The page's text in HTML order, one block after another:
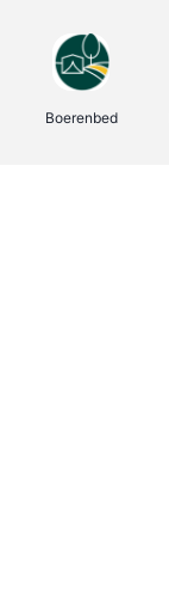
Boerenbed